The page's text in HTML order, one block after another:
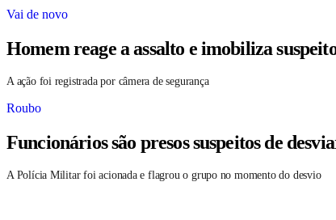
Vai de novo
Homem reage a assalto e imobiliza
A ação foi registrada por câmera de segurança
Roubo
Funcionários são presos suspeitos de
A Polícia Militar foi acionada e flagrou o grupo no momento do desvio